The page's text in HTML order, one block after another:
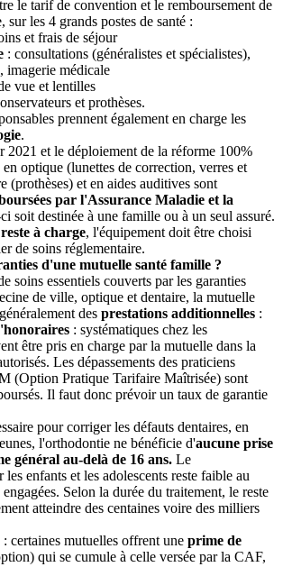
le tarif de convention et le remboursement de
les 4 grands postes de santé :
et frais de séjour
: consultations (généralistes et spécialistes),
imagerie médicale
vue et lentilles
et prothèses.
prennent également en charge les
.
2021 et le déploiement de la réforme 100%
en optique (lunettes de correction, verres et
(prothèses) et en aides auditives sont
par l'Assurance Maladie et la
soit destinée à une famille ou à un seul assuré.
à charge, l'équipement doit être choisi
de soins réglementaire.
d'une mutuelle santé famille ?
soins essentiels couverts par les garanties
de ville, optique et dentaire, la mutuelle
des prestations additionnelles :
: systématiques chez les
être pris en charge par la mutuelle dans la
Les dépassements des praticiens
(Option Pratique Tarifaire Maîtrisée) sont
Il faut donc prévoir un taux de garantie
pour corriger les défauts dentaires, en
l'orthodontie ne bénéficie d'aucune prise
général au-delà de 16 ans. Le
enfants et les adolescents reste faible au
engagées. Selon la durée du traitement, le reste
atteindre des centaines voire des milliers
: certaines mutuelles offrent une prime de
qui se cumule à celle versée par la CAF,